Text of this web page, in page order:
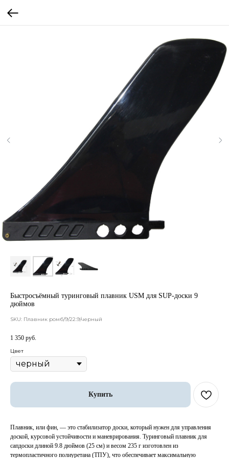
Быстросъёмный туринговый плавник USM для SUP-доски 9
дюймов
SKU: Плавник ромб/9/22.9/черный
1 350 руб.
Цвет
Купить
Плавник, или фин, — это стабилизатор доски, который нужен для управления
доской, курсовой устойчивости и маневрирования. Туринговый плавник для
сапдоски длиной 9.8 дюймов (25 см) и весом 235 г изготовлен из
термопластичного полиуретана (ТПУ), что обеспечивает максимальную